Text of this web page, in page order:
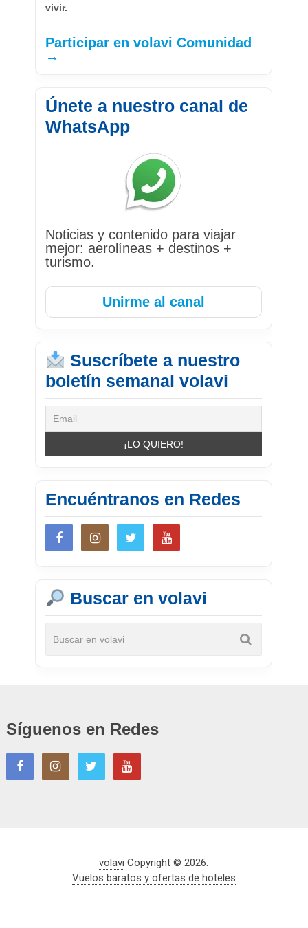
vivir.
Participar en volavi Comunidad
→
Únete a nuestro canal de
WhatsApp
Noticias y contenido para viajar
mejor: aerolíneas + destinos +
turismo.
Unirme al canal
Suscríbete a nuestro
boletín semanal volavi
Encuéntranos en Redes
Buscar en volavi
Síguenos en Redes
volavi Copyright © 2026.
Vuelos baratos y ofertas de hoteles